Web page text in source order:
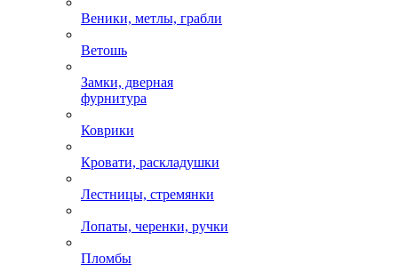
Веники, метлы, грабли
Ветошь
Замки, дверная
фурнитура
Коврики
Кровати, раскладушки
Лестницы, стремянки
Лопаты, черенки, ручки
Пломбы